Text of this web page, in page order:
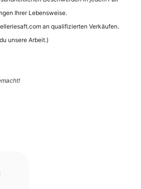
Ihrer Lebensweise.
an qualifizierten Verkäufen.
unsere Arbeit.)